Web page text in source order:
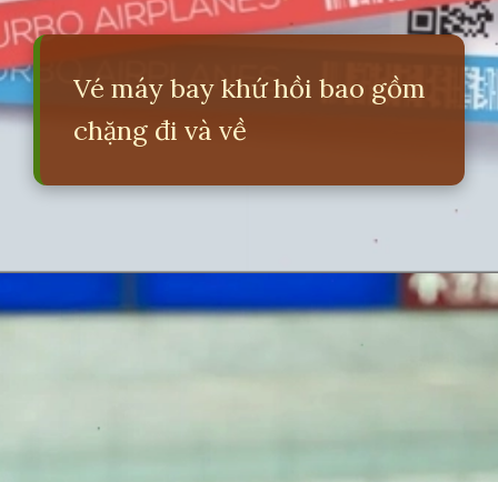
Vé máy bay khứ hồi bao gồm
chặng đi và về
Đang mởhttps://erci.edu.vn/ve-khu-hoi-la-gi